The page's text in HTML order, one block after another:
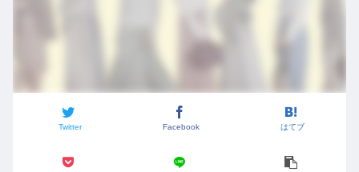
Twitter Facebook はてブ